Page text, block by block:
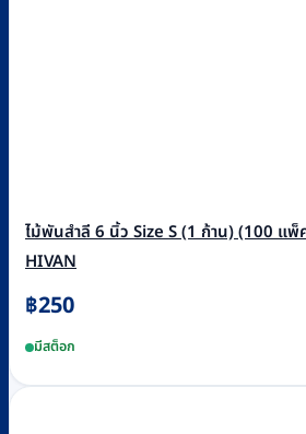
ไม้พันสำลี 6 นิ้ว Size S (1 ก้าน) (100 แ
HIVAN
฿250
มีสต็อก